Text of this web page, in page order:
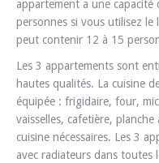
appartement a une capacité
personnes si vous utilisez
peut contenir 12 à 15
Les 3 appartements sont
hautes qualités. La cuisine
équipée : frigidaire, four,
vaisselles, cafetière,
cuisine nécessaires. Les 3
avec radiateurs dans toutes